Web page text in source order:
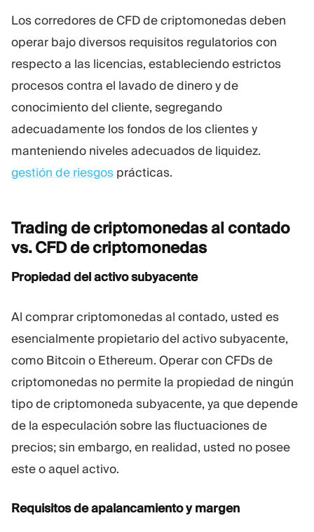
Los corredores de CFD de criptomonedas deben
operar bajo diversos requisitos regulatorios con
respecto a las licencias, estableciendo estrictos
procesos contra el lavado de dinero y de
conocimiento del cliente, segregando
adecuadamente los fondos de los clientes y
manteniendo niveles adecuados de liquidez.
gestión de riesgos prácticas.
Trading de criptomonedas al contado
vs. CFD decriptomonedas
Propiedad del activo subyacente
Al comprar criptomonedas al contado, usted es
esencialmente propietario del activo subyacente,
como Bitcoin o Ethereum. Operar con CFDs de
criptomonedas no permite la propiedad de ningún
tipo de criptomoneda subyacente, ya que depende
de la especulación sobre las fluctuaciones de
precios; sin embargo, en realidad, usted no posee
este o aquel activo.
Requisitos de apalancamiento y margen